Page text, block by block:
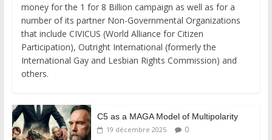
money for the 1 for 8 Billion campaign as well as for a
number of its partner Non-Governmental Organizations
that include CIVICUS (World Alliance for Citizen
Participation), Outright International (formerly the
International Gay and Lesbian Rights Commission) and
others.
C5 as a MAGA Model of Multipolarity
19 décembre 2025 0